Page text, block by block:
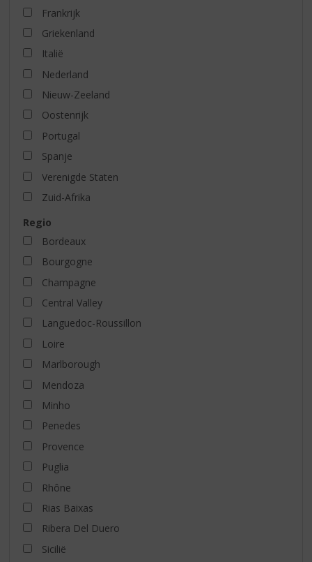
Frankrijk
Griekenland
Italië
Nederland
Nieuw-Zeeland
Oostenrijk
Portugal
Spanje
Verenigde Staten
Zuid-Afrika
Regio
Bordeaux
Bourgogne
Champagne
Central Valley
Languedoc-Roussillon
Loire
Marlborough
Mendoza
Minho
Penedes
Provence
Puglia
Rhône
Rias Baixas
Ribera Del Duero
Sicilië